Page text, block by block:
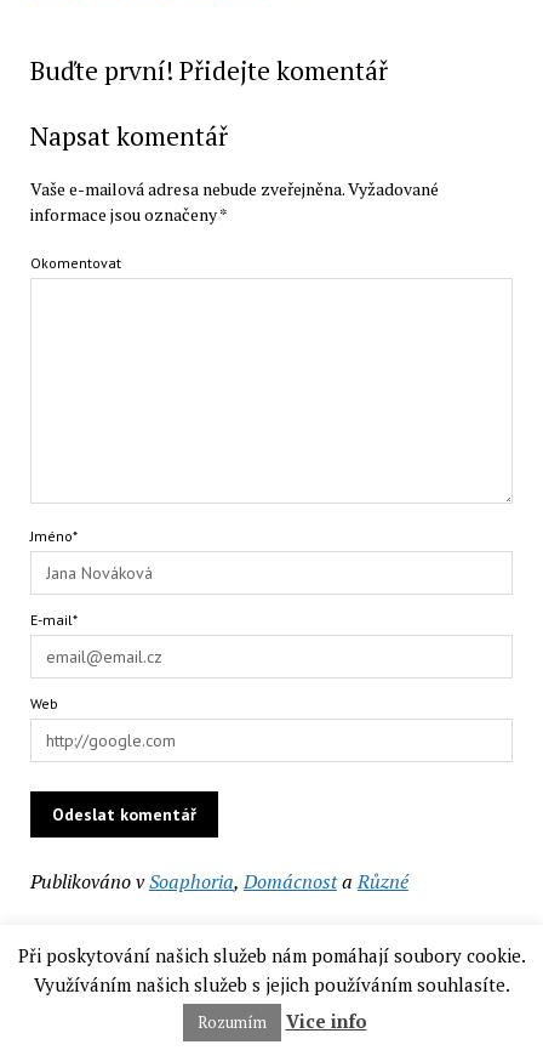
Buďte první! Přidejte komentář
Napsat komentář
Vaše e-mailová adresa nebude zveřejněna.Vyžadované
informace jsou označeny*
Okomentovat
Jméno*
E-mail*
Web
Publikováno vSoaphoria,DomácnostaRůzné
Při poskytování našich služeb nám pomáhají soubory cookie.
Využíváním našich služeb s jejich používáním souhlasíte.
Rozumím Vice info